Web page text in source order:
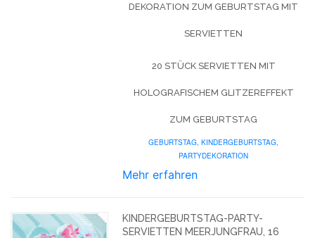
DEKORATION ZUM GEBURTSTAG MIT
SERVIETTEN
20 STÜCK SERVIETTEN MIT
HOLOGRAFISCHEM GLITZEREFFEKT
ZUM GEBURTSTAG
GEBURTSTAG, KINDERGEBURTSTAG,
PARTYDEKORATION
Mehr erfahren
KINDERGEBURTSTAG-PARTY-
SERVIETTEN MEERJUNGFRAU, 16